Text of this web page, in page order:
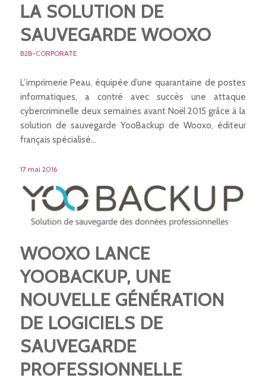
LA SOLUTION DE
SAUVEGARDE WOOXO
B2B-CORPORATE
L’imprimerie Peau, équipée d’une quarantaine de postes
informatiques, a contré avec succès une attaque
cybercriminelle deux semaines avant Noël 2015 grâce à la
solution de sauvegarde YooBackup de Wooxo, éditeur
français spécialisé…
17 mai 2016
WOOXO LANCE
YOOBACKUP, UNE
NOUVELLE GÉNÉRATION
DE LOGICIELS DE
SAUVEGARDE
PROFESSIONNELLE